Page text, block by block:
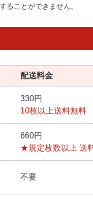
ることができません。
配送料金
330円
10枚以上送料無料
660円
★規定枚数以上 送
不要